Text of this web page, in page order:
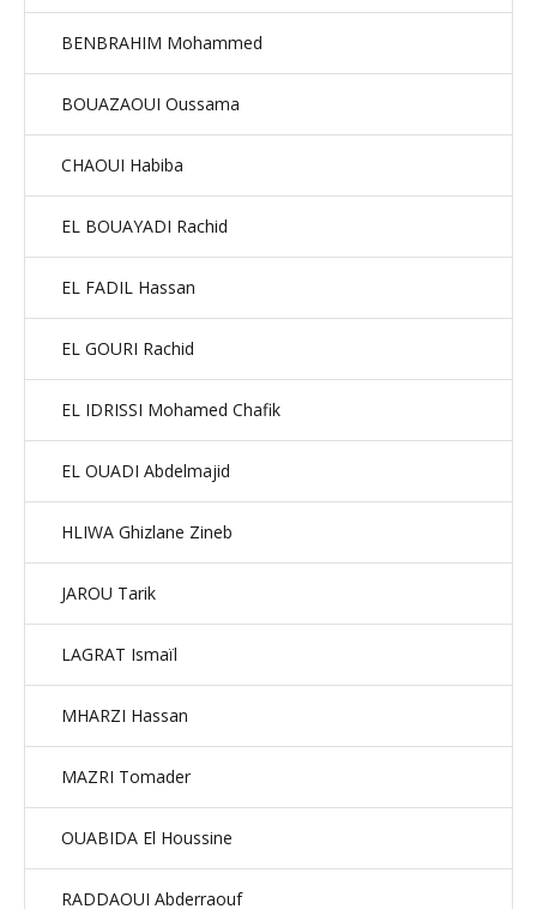
BENBRAHIM Mohammed
BOUAZAOUI Oussama
CHAOUI Habiba
EL BOUAYADI Rachid
EL FADIL Hassan
EL GOURI Rachid
EL IDRISSI Mohamed Chafik
EL OUADI Abdelmajid
HLIWA Ghizlane Zineb
JAROU Tarik
LAGRAT Ismaïl
MHARZI Hassan
MAZRI Tomader
OUABIDA El Houssine
RADDAOUI Abderraouf